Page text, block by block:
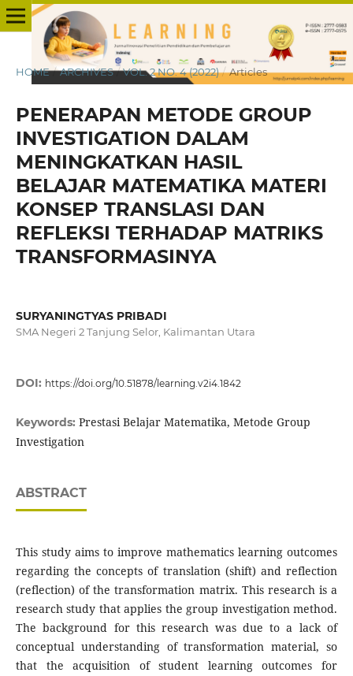
HOME / ARCHIVES / VOL. 2 NO. 4 (2022) / Articles
PENERAPAN METODE GROUP
INVESTIGATION DALAM
MENINGKATKAN HASIL
BELAJAR MATEMATIKA MATERI
KONSEP TRANSLASI DAN
REFLEKSI TERHADAP MATRIKS
TRANSFORMASINYA
SURYANINGTYAS PRIBADI
SMA Negeri 2 Tanjung Selor, Kalimantan Utara
DOI: https://doi.org/10.51878/learning.v2i4.1842
Keywords: Prestasi Belajar Matematika, Metode Group
Investigation
ABSTRACT
This study aims to improve mathematics learning outcomes
regarding the concepts of translation (shift) and reflection
(reflection) of the transformation matrix. This research is a
research study that applies the group investigation method.
The background for this research was due to a lack of
conceptual understanding of transformation material, so
that the acquisition of student learning outcomes for